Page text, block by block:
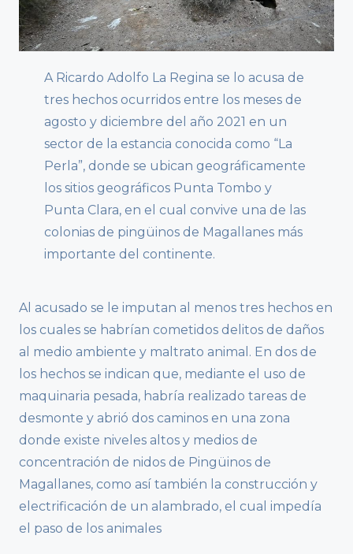
A Ricardo Adolfo La Regina se lo acusa de
tres hechos ocurridos entre los meses de
agosto y diciembre del año 2021 en un
sector de la estancia conocida como “La
Perla”, donde se ubican geográficamente
los sitios geográficos Punta Tombo y
Punta Clara, en el cual convive una de las
colonias de pingüinos de Magallanes más
importante del continente.
Al acusado se le imputan al menos tres hechos en
los cuales se habrían cometidos delitos de daños
al medio ambiente y maltrato animal. En dos de
los hechos se indican que, mediante el uso de
maquinaria pesada, habría realizado tareas de
desmonte y abrió dos caminos en una zona
donde existe niveles altos y medios de
concentración de nidos de Pingüinos de
Magallanes, como así también la construcción y
electrificación de un alambrado, el cual impedía
el paso de los animales